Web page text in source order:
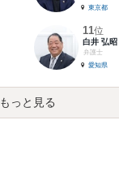
東京都
11位
白井 弘昭
弁護士
愛知県
もっと見る